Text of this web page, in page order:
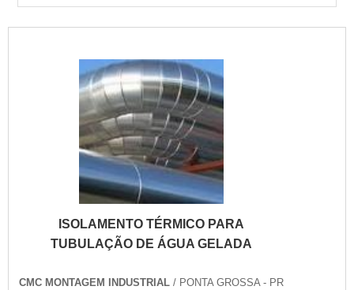
ISOLAMENTO TÉRMICO PARA
TUBULAÇÃO DE ÁGUA GELADA
CMC MONTAGEM INDUSTRIAL / PONTA GROSSA - PR